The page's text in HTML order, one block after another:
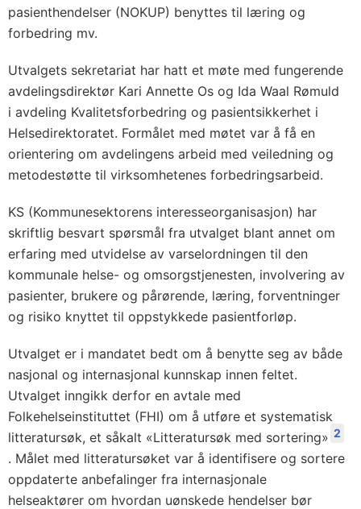
pasienthendelser (NOKUP) benyttes til læring og
forbedring mv.
Utvalgets sekretariat har hatt et møte med fungerende
avdelingsdirektør Kari Annette Os og Ida Waal Rømuld
i avdeling Kvalitetsforbedring og pasientsikkerhet i
Helsedirektoratet. Formålet med møtet var å få en
orientering om avdelingens arbeid med veiledning og
metodestøtte til virksomhetenes forbedringsarbeid.
KS (Kommunesektorens interesseorganisasjon) har
skriftlig besvart spørsmål fra utvalget blant annet om
erfaring med utvidelse av varselordningen til den
kommunale helse- og omsorgstjenesten, involvering av
pasienter, brukere og pårørende, læring, forventninger
og risiko knyttet til oppstykkede pasientforløp.
Utvalget er i mandatet bedt om å benytte seg av både
nasjonal og internasjonal kunnskap innen feltet.
Utvalget inngikk derfor en avtale med
Folkehelseinstituttet (FHI) om å utføre et systematisk
litteratursøk, et såkalt «Litteratursøk med sortering» 2
. Målet med litteratursøket var å identifisere og sortere
oppdaterte anbefalinger fra internasjonale
helseaktører om hvordan uønskede hendelser bør